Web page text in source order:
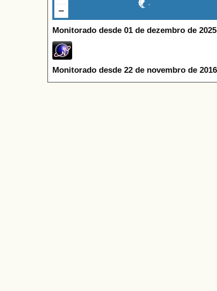
Monitorado desde 01 de dezembro de
Monitorado desde 22 de novembro de